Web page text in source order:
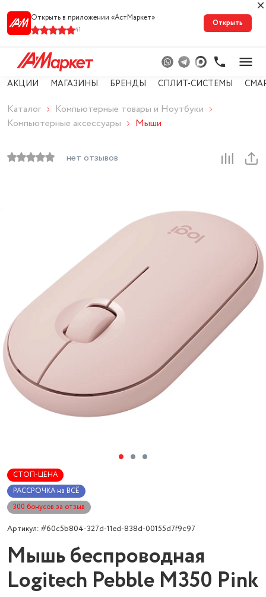
Открыть в приложении «АстМарке‪т‬»
41
Открыть
АКЦИИ МАГАЗИНЫ БРЕНДЫ СПЛИТ-СИСТЕМЫ
Каталог
Компьютерные товары и Ноутбуки
Компьютерные аксессуары
Мыши
нет отзывов
СТОП-ЦЕНА
РАССРОЧКА на ВСЁ
300 бонусов за отзыв
Артикул: #60c5b804-327d-11ed-838d-00155d7f9c97
Мышь беспроводная
Logitech Pebble M350 Pink